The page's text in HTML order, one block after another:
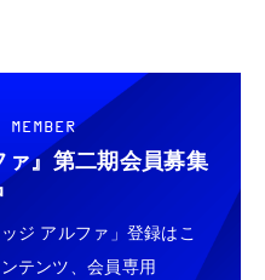
MEMBER
』 第二期会員募集
ジ アルファ」登録はこ
テンツ、会員専用